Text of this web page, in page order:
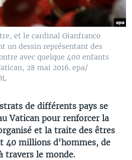
et le cardinal Gianfranco
un dessin représentant des
avec quelque 400 enfants
28 mai 2016. epa/
de différents pays se
Vatican pour renforcer la
et la traite des êtres
40 millions d'hommes, de
travers le monde.